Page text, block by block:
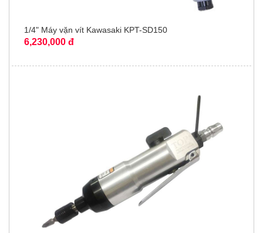
1/4" Máy vặn vít Kawasaki KPT-SD150
6,230,000 đ